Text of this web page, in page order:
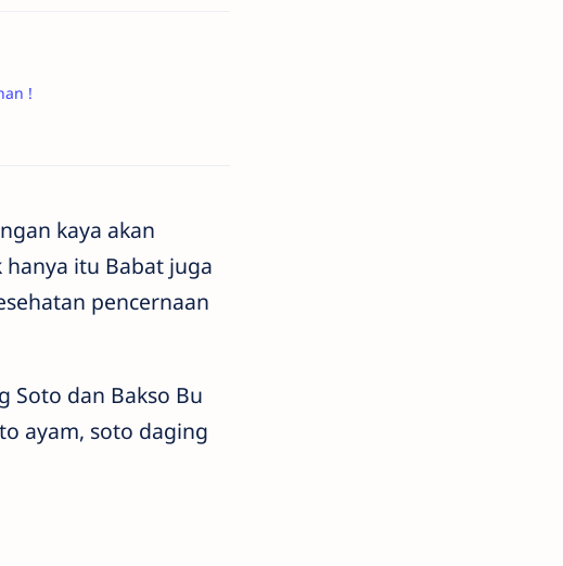
!
kaya akan
itu Babat juga
pencernaan
Soto dan Bakso Bu
ayam, soto daging